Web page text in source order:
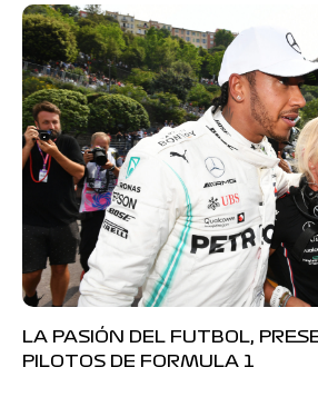
LA PASIÓN DEL FUTBOL,
PILOTOS DE FORMULA 1